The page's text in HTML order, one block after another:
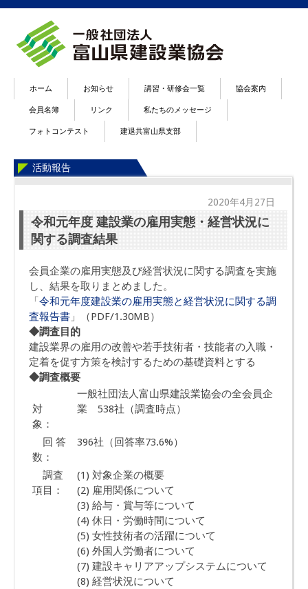
ホーム お知らせ 講習・研修会一覧 協会案内
会員名簿 リンク 私たちのメッセージ
フォトコンテスト 建退共富山県支部
活動報告
2020年4月27日
令和元年度 建設業の雇用実態・経営状況に
関する調査結果
会員企業の雇用実態及び経営状況に関する調査を実施
し、結果を取りまとめました。
「令和元年度建設業の雇用実態と経営状況に関する調
査報告書 」（PDF/1.30MB）
◆調査目的
建設業界の雇用の改善や若手技術者・技能者の入職・
定着を促す方策を検討するための基礎資料とする
◆調査概要
対
象：
一般社団法人富山県建設業協会の全会員企
業 538社（調査時点）
回 答
数：
396社（回答率73.6%）
調査
項目：
(1) 対象企業の概要
(2) 雇用関係について
(3) 給与・賞与等について
(4) 休日・労働時間について
(5) 女性技術者の活躍について
(6) 外国人労働者について
(7) 建設キャリアアップシステムについて
(8) 経営状況について